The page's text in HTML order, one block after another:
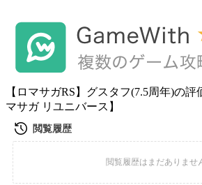
【ロマサガRS】グスタフ(7.5周年)の
マサガ リユニバース】